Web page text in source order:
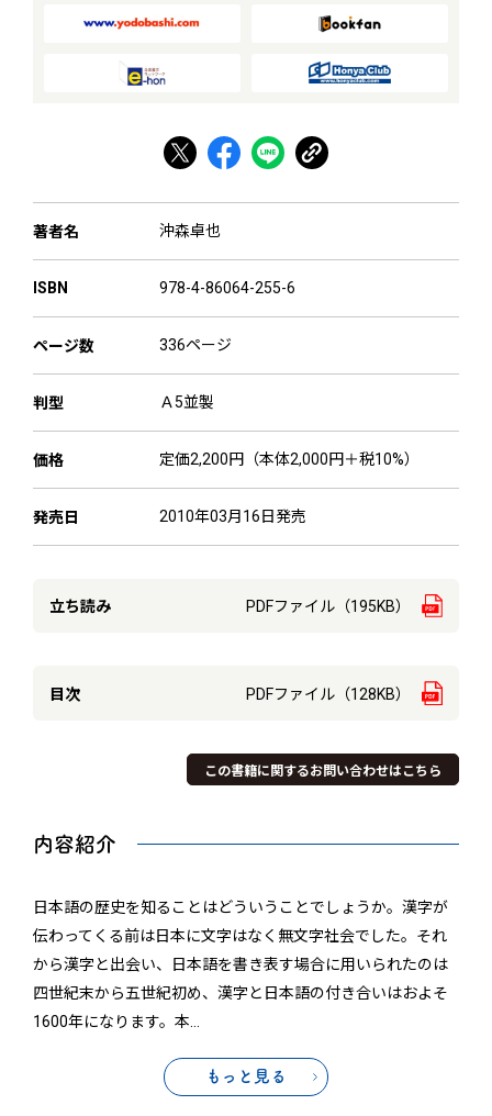
著者名 沖森卓也
ISBN 978-4-86064-255-6
ページ数 336ページ
判型 Ａ5並製
価格 定価2,200円（本体2,000円＋税10%）
発売日 2010年03月16日発売
立ち読み PDFファイル（195KB）
目次 PDFファイル（128KB）
この書籍に関するお問い合わせはこちら
内容紹介
日本語の歴史を知ることはどういうことでしょうか。漢字が
伝わってくる前は日本に文字はなく無文字社会でした。それ
から漢字と出会い、日本語を書き表す場合に用いられたのは
四世紀末から五世紀初め、漢字と日本語の付き合いはおよそ
1600年になります。本
もっと見る